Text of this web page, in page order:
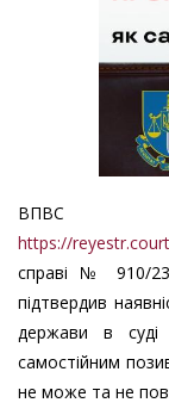
ВПВС
https://
справі № 910/
підтвердив
держави в суді
самостійним
не може та не